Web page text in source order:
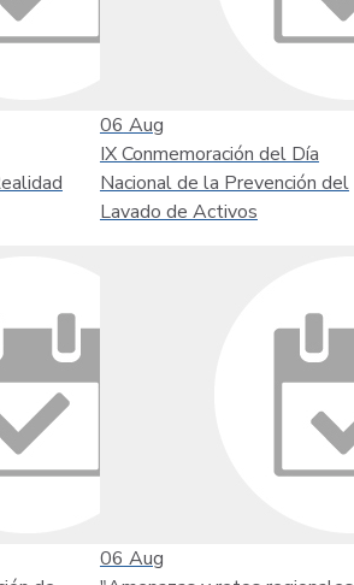
06 Aug
IX Conmemoración del Día
Nacional de la Prevención del
Lavado de Activos
06 Aug